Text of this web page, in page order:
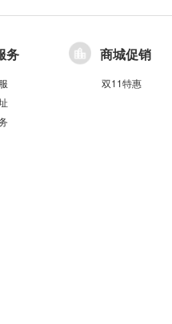
务 商城促销
双11特惠